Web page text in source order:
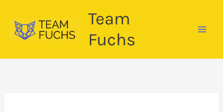
Inhalt
springen
Team
Fuchs